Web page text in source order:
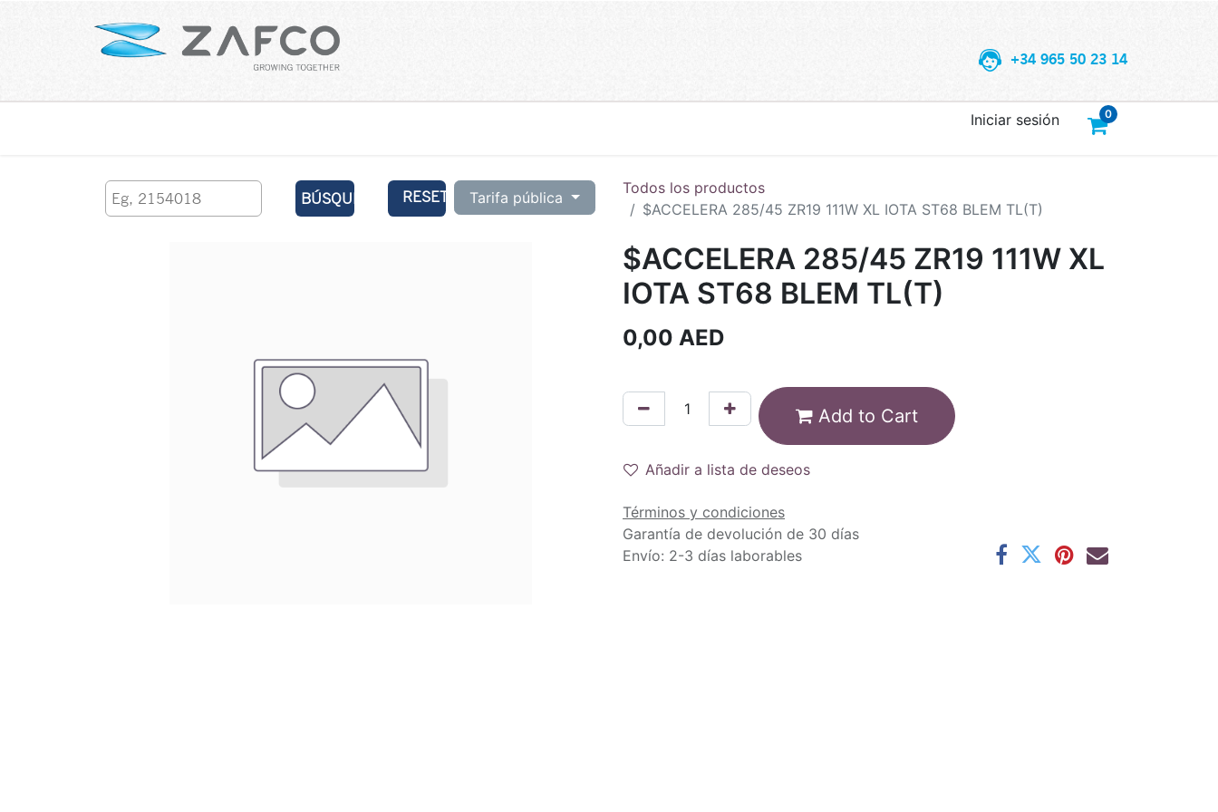
+34 965 50 23 14
0
Iniciar sesión
BÚSQUEDA RESET Tarifa pública
Todos los productos
$ACCELERA 285/45 ZR19 111W XL IOTA ST68 BLEM TL(T)
$ACCELERA 285/45 ZR19 111W XL
IOTA ST68 BLEM TL(T)
0,00 AED
Add to Cart
Añadir a lista de deseos
Términos y condiciones
Garantía de devolución de 30 días
Envío: 2-3 días laborables